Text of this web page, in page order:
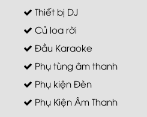
Thiết bị DJ
Củ loa rời
Đầu Karaoke
Phụ tùng âm thanh
Phụ kiện Đèn
Phụ Kiện Âm Thanh